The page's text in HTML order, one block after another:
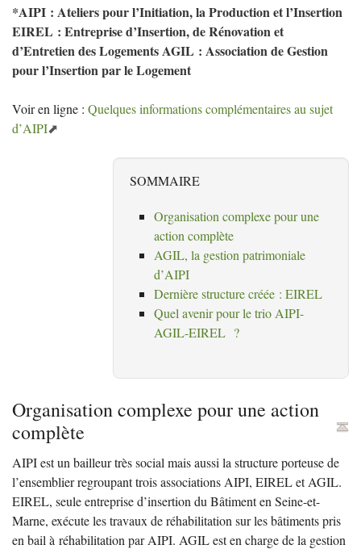
*AIPI : Ateliers pour l’Initiation, la Production et l’Insertion
EIREL : Entreprise d’Insertion, de Rénovation et
d’Entretien des LogementsAGIL : Association de Gestion
pour l’Insertion par le Logement
Voir en ligne : Quelques informations complémentaires au sujet
d’AIPI
SOMMAIRE
Organisation complexe pour une
action complète
AGIL, la gestion patrimoniale
d’AIPI
Dernière structure créée :EIREL
Quel avenir pour le trio AIPI-
AGIL-EIREL ?
Organisation complexe pour une action
complète
AIPIest un bailleur très social mais aussi la structure porteuse de
l’ensemblier regroupant trois associations AIPI, EIRELetAGIL.
EIREL, seule entreprise d’insertion du Bâtiment en Seine-et-
Marne, exécute les travaux de réhabilitation sur les bâtiments pris
en bail à réhabilitation parAIPI. AGILest en charge de la gestion